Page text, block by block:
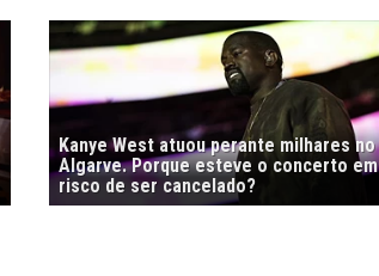
Kanye West atuou perante milhares no
Algarve. Porque esteve o concerto em
risco de ser cancelado?